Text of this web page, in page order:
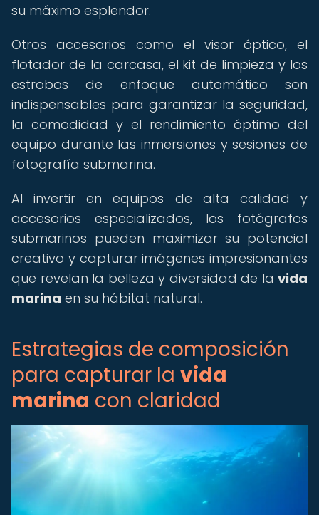
su máximo esplendor.
Otros accesorios como el visor óptico, el
flotador de la carcasa, el kit de limpieza y los
estrobos de enfoque automático son
indispensables para garantizar la seguridad,
la comodidad y el rendimiento óptimo del
equipo durante las inmersiones y sesiones de
fotografía submarina.
Al invertir en equipos de alta calidad y
accesorios especializados, los fotógrafos
submarinos pueden maximizar su potencial
creativo y capturar imágenes impresionantes
que revelan la belleza y diversidad de la vida
marina en su hábitat natural.
Estrategias de composición
para capturar la vida
marina con claridad